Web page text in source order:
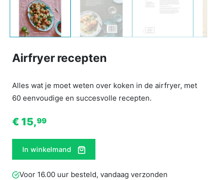
Airfryer recepten
Alles wat je moet weten over koken in de airfryer, met
60 eenvoudige en succesvolle recepten.
€ 15,99
In winkelmand
Voor 16.00 uur besteld, vandaag verzonden